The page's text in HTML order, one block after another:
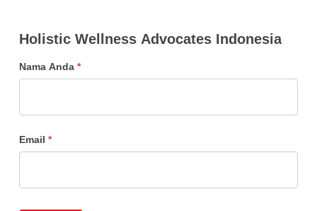
Advocates
Holistic Wellness Advocates Indonesia
Nama Anda*
Email*